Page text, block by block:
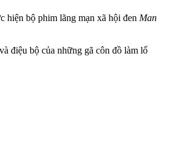
hiện bộ phim lãng mạn xã hội đen Man
điệu bộ của những gã côn đồ làm lố